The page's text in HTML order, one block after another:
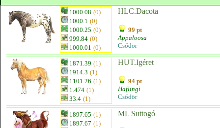
1000.08 (0)
1000.1 (0)
1000.25 (0)
999.84 (0)
1000.01 (0)
HLC.Dacota
99 pt
Appaloosa
Csődör
1871.39 (1)
1914.3 (1)
1101.26 (1)
1.474 (1)
33.4 (1)
HUT.Igéret
94 pt
Haflingi
Csődör
1897.65 (1)
1897.67 (1)
ML Suttogó